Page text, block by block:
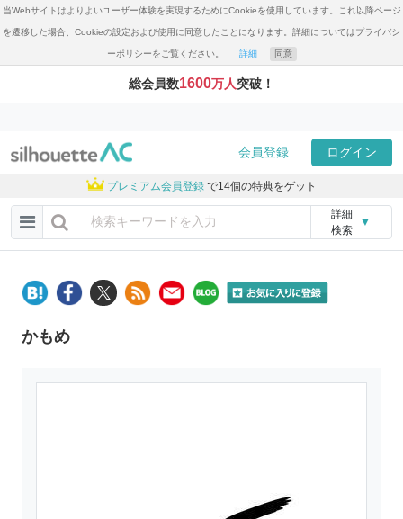
当Webサイトはよりよいユーザー体験を実現するためにCookieを使用しています。これ以降ページ
を遷移した場合、Cookieの設定および使用に同意したことになります。詳細についてはプライバシ
ーポリシーをご覧ください。 詳細 同意
総会員数1600万人突破！
会員登録 ログイン
プレミアム会員登録 で14個の特典をゲット
詳細
検索
▼
かもめ